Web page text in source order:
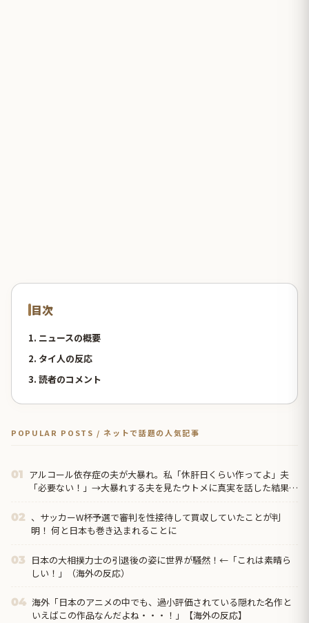
目次
1. ニュースの概要
2. タイ人の反応
3. 読者のコメント
POPULAR POSTS / ネットで話題の人気記事
01 アルコール依存症の夫が大暴れ。私「休肝日くらい作ってよ」夫
「必要ない！」→大暴れする夫を見たウトメに真実を話した結果…
02 、サッカーW杯予選で審判を性接待して買収していたことが判
明！ 何と日本も巻き込まれることに
03
日本の大相撲力士の引退後の姿に世界が騒然！←「これは素晴ら
しい！」（海外の反応）
04 海外「日本のアニメの中でも、過小評価されている隠れた名作と
いえばこの作品なんだよね・・・！」【海外の反応】